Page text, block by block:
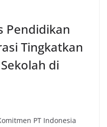
Pendidikan
Tingkatkan
di
PT Indonesia